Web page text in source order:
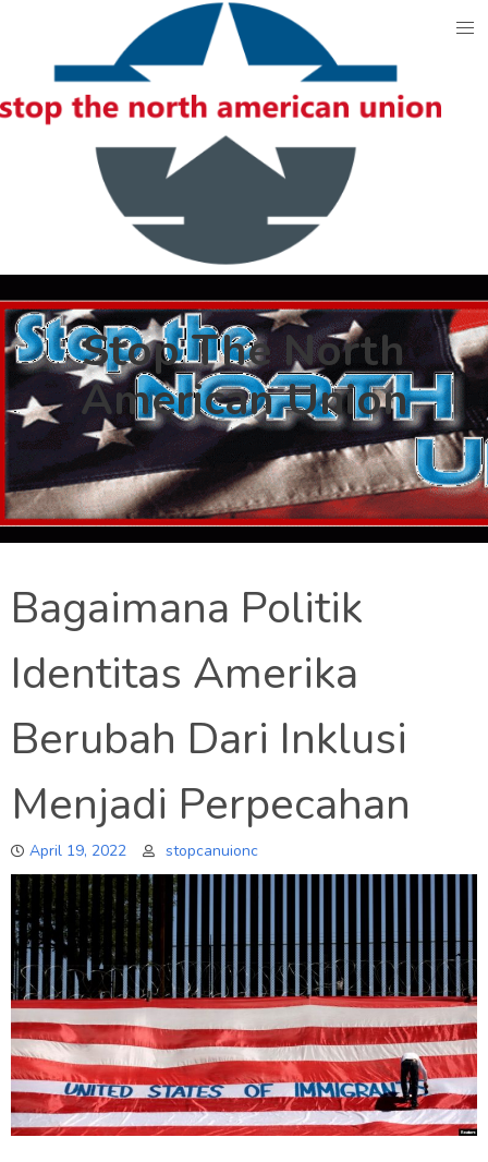
content
Stop The North
American Union
Bagaimana Politik
Identitas Amerika
Berubah Dari Inklusi
Menjadi Perpecahan
April 19, 2022 stopcanuionc